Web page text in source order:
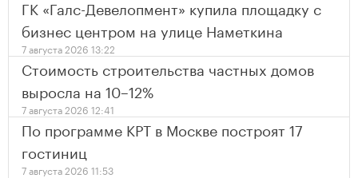
ГК «Галс-Девелопмент» купила площадку с
бизнес центром на улице Наметкина
7 августа 2026 13:22
Стоимость строительства частных домов
выросла на 10–12%
7 августа 2026 12:41
По программе КРТ в Москве построят 17
гостиниц
7 августа 2026 11:53